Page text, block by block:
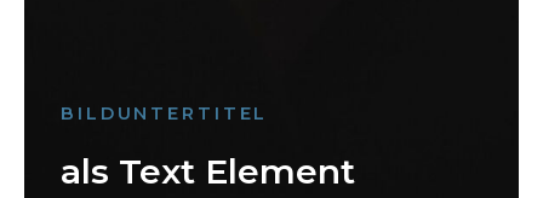
BILDUNTERTITEL
als Text Element